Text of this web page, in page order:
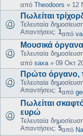
από Theodoors » 12
Πωλείται
Τελευταία
Απαντήσεις: 1από
Μουσικά
Τελευταία
από saxa » 09 Οκτ
Πρώτο όργανο,
Τελευταία
Απαντήσεις: 1από
Πωλείται
ευρώ
Τελευταία
Απαντήσεις: 5από